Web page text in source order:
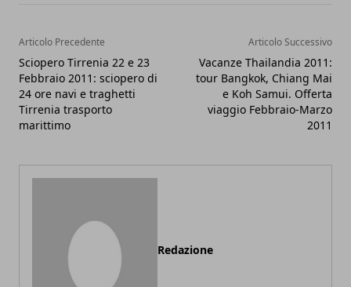
Articolo Precedente
Sciopero Tirrenia 22 e 23
Febbraio 2011: sciopero di
24 ore navi e traghetti
Tirrenia trasporto
marittimo
Articolo Successivo
Vacanze Thailandia 2011:
tour Bangkok, Chiang Mai
e Koh Samui. Offerta
viaggio Febbraio-Marzo
2011
Redazione